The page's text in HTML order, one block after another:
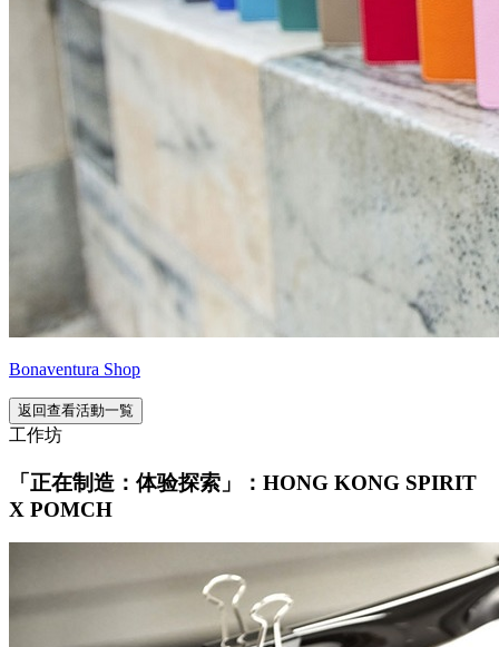
Bonaventura Shop
返回查看活動一覧
工作坊
「正在制造：体验探索」：HONG KONG SPIRIT
X POMCH